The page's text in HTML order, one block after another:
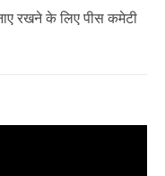
रखने के लिए पीस कमेटी